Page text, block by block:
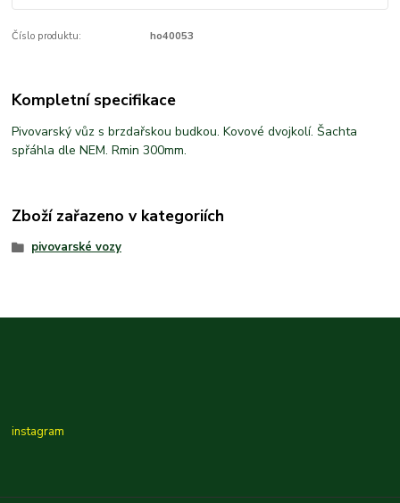
Číslo produktu: ho40053
Kompletní specifikace
Pivovarský vůz s brzdařskou budkou. Kovové dvojkolí. Šachta
spřáhla dle NEM. Rmin 300mm.
Zboží zařazeno v kategoriích
pivovarské vozy
instagram